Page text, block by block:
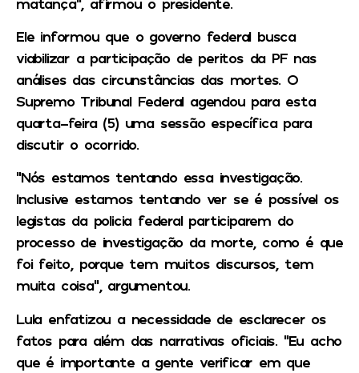
Ele informou que o governo federal busca
viabilizar a participação de peritos da PF nas
análises das circunstâncias das mortes. O
Supremo Tribunal Federal agendou para esta
quarta-feira (5) uma sessão específica para
discutir o ocorrido.
“Nós estamos tentando essa investigação.
Inclusive estamos tentando ver se é possível os
legistas da policia federal participarem do
processo de investigação da morte, como é que
foi feito, porque tem muitos discursos, tem
muita coisa”, argumentou.
Lula enfatizou a necessidade de esclarecer os
fatos para além das narrativas oficiais. “Eu acho
que é importante a gente verificar em que